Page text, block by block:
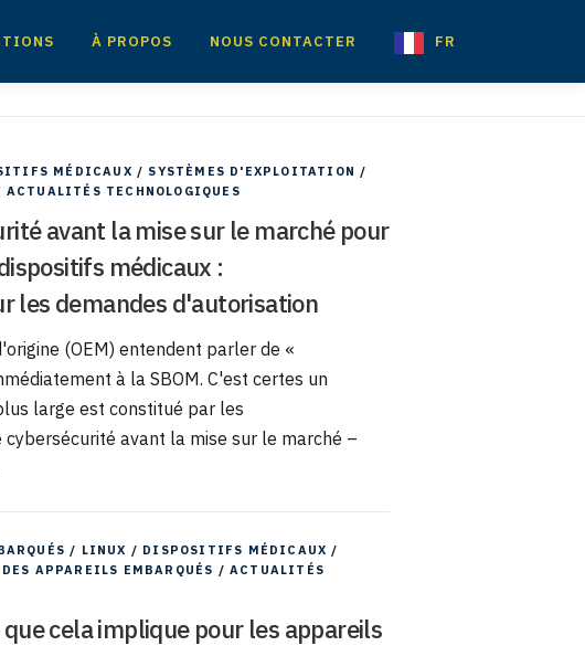
À PROPOS NOUS CONTACTER FR
MÉDICAUX / SYSTÈMES D'EXPLOITATION /
ACTUALITÉS TECHNOLOGIQUES
avant la mise sur le marché pour
médicaux :
les demandes d'autorisation
(OEM) entendent parler de «
à la SBOM. C'est certes un
large est constitué par les
avant la mise sur le marché –
/ LINUX / DISPOSITIFS MÉDICAUX /
APPAREILS EMBARQUÉS /ACTUALITÉS
cela implique pour les appareils